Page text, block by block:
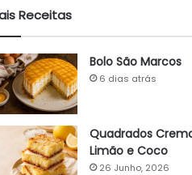
Receitas
Bolo São Marcos
6 dias atrás
Quadrados
Limão e Coco
26 Junho, 2026